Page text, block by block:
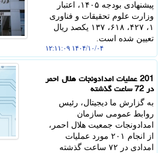
پیشنهادی بودجه ۱۴۰۵، اعتبار
وزارت علوم تحقیقات و فناوری
۱، ۴۲۷، ۶۱۸، ۱۳۷ یکصد ریال
تعیین شده است.
۱۴۰۴/۱۰/۰۴ ۱۲:۱۱:۰۹
201 عملیات امدادونجات هلال احمر
در 72 ساعت گذشته
به گزارش ما دیجیتال، رئیس
روابط عمومی سازمان
امدادونجات جمعیت هلال احمر،
از انجام ۲۰۱ مورد عملیات
امدادی در ۷۲ ساعت گذشته